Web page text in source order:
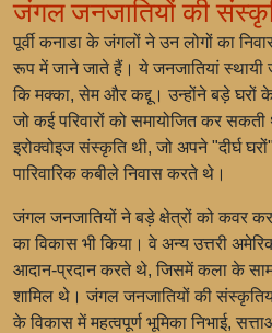
जंगल जनजातियों की
पूर्वी कनाडा के जंगलों ने उन लोगों का
रूप में जाने जाते हैं। ये जनजातियां
कि मक्का, सेम और कद्दू। उन्होंने बड़े घरों के
जो कई परिवारों को समायोजित कर
इरोक्वोइज संस्कृति थी, जो अपने "दीर्घ
पारिवारिक कबीले निवास करते थे।
जंगल जनजातियों ने बड़े क्षेत्रों को कवर
का विकास भी किया। वे अन्य उत्तरी
आदान-प्रदान करते थे, जिसमें कला के
शामिल थे। जंगल जनजातियों की
के विकास में महत्वपूर्ण भूमिका निभाई,